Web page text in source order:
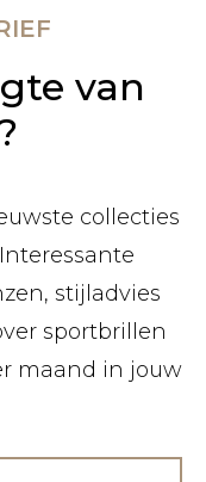
van
collecties
stijladvies
sportbrillen
maand in jouw